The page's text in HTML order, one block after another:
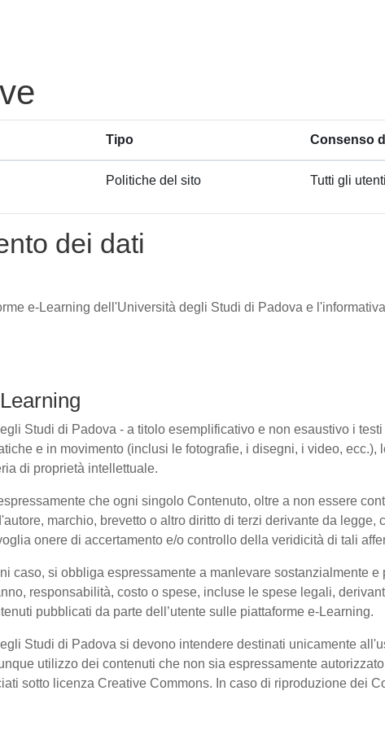
Tipo Consenso
Politiche del sito Tutti gli utenti
dei dati
e-Learning dell'Università degli Studi di Padova e
Studi di Padova - a titolo esemplificativo e non esaustivo i
e in movimento (inclusi le fotografie, i disegni, i video, ecc.),
di proprietà intellettuale.
che ogni singolo Contenuto, oltre a non essere
marchio, brevetto o altro diritto di terzi derivante da legge,
onere di accertamento e/o controllo della veridicità di tali
si obbliga espressamente a manlevare sostanzialmente e
responsabilità, costo o spese, incluse le spese legali,
pubblicati da parte dell’utente sulle piattaforme e-Learning.
Studi di Padova si devono intendere destinati unicamente
utilizzo dei contenuti che non sia espressamente
sotto licenza Creative Commons. In caso di riproduzione dei